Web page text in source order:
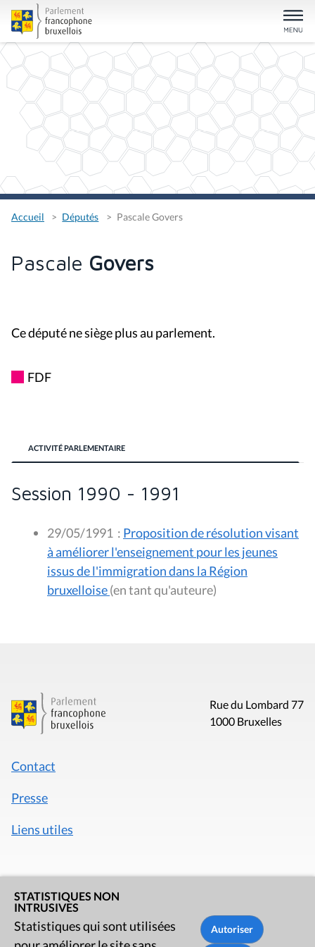
Accueil Députés Pascale Govers
Pascale Govers
Ce député ne siège plus au parlement.
FDF
ACTIVITÉ PARLEMENTAIRE
Session 1990 - 1991
29/05/1991 : Proposition de résolution visant
à améliorer l'enseignement pour les jeunes
issus de l'immigration dans la Région
bruxelloise
(en tant qu'auteure)
STATISTIQUES NON
INTRUSIVES
Statistiques qui sont utilisées
Rue du Lombard 77
1000 Bruxelles
Contact
Presse
Liens utiles